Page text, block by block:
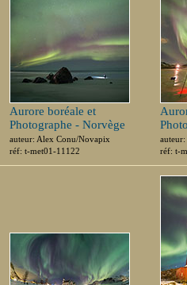
Aurore boréale et
Photographe - Norvège
auteur: Alex Conu/Novapix
réf: t-met01-11122
réf: t-